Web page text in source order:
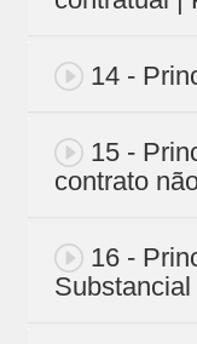
14 -
15 -
contrato
16 -
Substancial